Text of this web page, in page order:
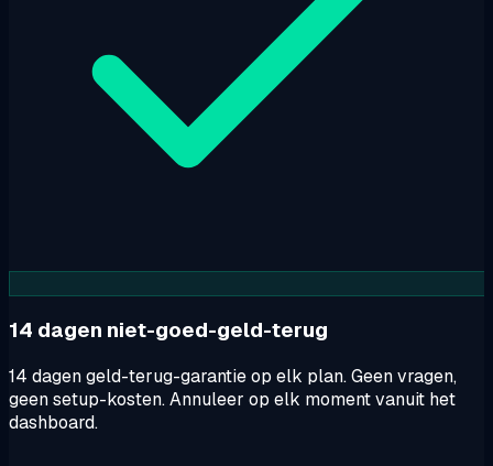
14 dagen niet-goed-geld-terug
14 dagen geld-terug-garantie op elk plan. Geen vragen,
geen setup-kosten. Annuleer op elk moment vanuit het
dashboard.